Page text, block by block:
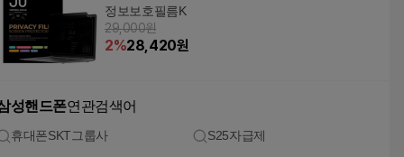
정보보호필름K
29,000원
2%28,420원
성핸드폰연관검색어
휴대폰SKT그룹사 S25자급제